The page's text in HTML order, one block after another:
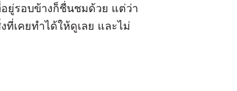
ยู่รอบข้างก็ชื่นชมด้วย แต่ว่า
เคยทำได้ให้ดูเลย และไม่